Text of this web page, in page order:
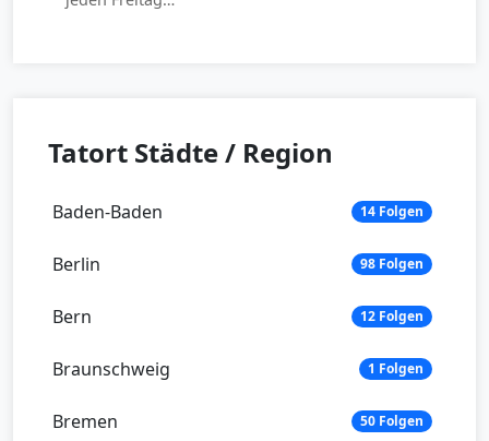
Tatort Städte / Region
Baden-Baden 14 Folgen
Berlin 98 Folgen
Bern 12 Folgen
Braunschweig 1 Folgen
Bremen 50 Folgen